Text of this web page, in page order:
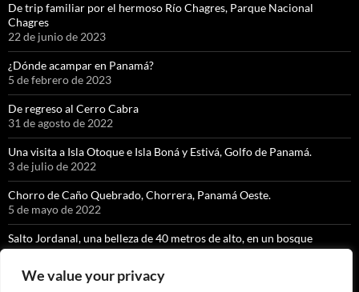
We value your privacy
De trip familiar por el hermoso Río Chagres, Parque Nacional
Chagres
22 de junio de 2023
¿Dónde acampar en Panamá?
5 de febrero de 2023
De regreso al Cerro Cabra
31 de agosto de 2022
Una visita a Isla Otoque e Isla Boná y Estivá, Golfo de Panamá.
3 de julio de 2022
Chorro de Caño Quebrado, Chorrera, Panamá Oeste.
5 de mayo de 2022
Salto Jordanal, una belleza de 40 metros de alto, en un bosque
nuboso exquisito.